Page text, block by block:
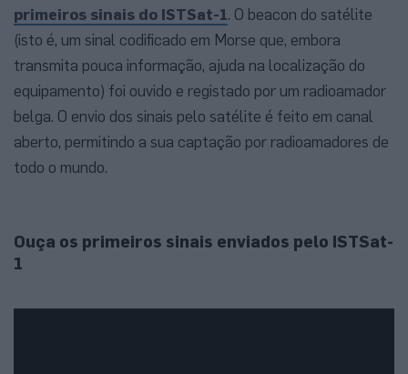
primeiros sinais do ISTSat-1. O beacon do satélite
(isto é, um sinal codificado em Morse que, embora
transmita pouca informação, ajuda na localização do
equipamento) foi ouvido e registado por um radioamador
belga. O envio dos sinais pelo satélite é feito em canal
aberto, permitindo a sua captação por radioamadores de
todo o mundo.
Ouça os primeiros sinais enviados pelo ISTSat-
1